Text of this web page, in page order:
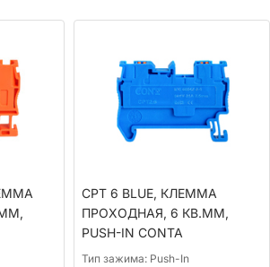
CPT 6 BLUE, КЛЕММА
ПРОХОДНАЯ, 6 КВ.ММ,
PUSH-IN CONTA
Тип зажима: Push-In